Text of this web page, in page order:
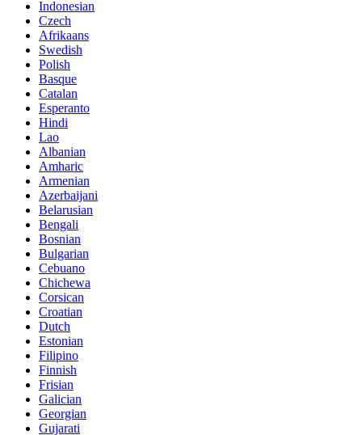
Indonesian
Czech
Afrikaans
Swedish
Polish
Basque
Catalan
Esperanto
Hindi
Lao
Albanian
Amharic
Armenian
Azerbaijani
Belarusian
Bengali
Bosnian
Bulgarian
Cebuano
Chichewa
Corsican
Croatian
Dutch
Estonian
Filipino
Finnish
Frisian
Galician
Georgian
Gujarati